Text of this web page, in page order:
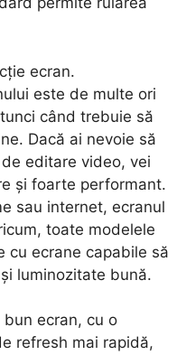
ecran.
este de multe ori
când trebuie să
Dacă ai nevoie să
editare video, vei
și foarte performant.
sau internet, ecranul
toate modelele
cu ecrane capabile să
luminozitate bună.
ecran, cu o
refresh mai rapidă,